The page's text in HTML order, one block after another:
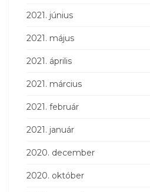
2021. június
2021. május
2021. április
2021. március
2021. február
2021. január
2020. december
2020. október